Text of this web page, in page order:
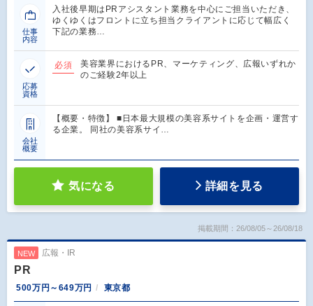
仕事
内容
入社後早期はPRアシスタント業務を中心にご担当いただき、
ゆくゆくはフロントに立ち担当クライアントに応じて幅広く
下記の業務…
応募
資格
必須
美容業界におけるPR、マーケティング、広報いずれか
のご経験2年以上
会社
概要
【概要・特徴】 ■日本最大規模の美容系サイトを企画・運営す
る企業。 同社の美容系サイ…
気になる 詳細を見る
掲載期間：26/08/05～26/08/18
NEW 広報・IR
PR
500万円～649万円 東京都